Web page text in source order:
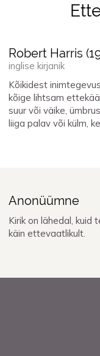
Robert Harris (
inglise kirjanik
Kõikidest
kõige lihtsam
suur või väike,
liiga palav või külm,
Anonüümne
Kirik on lähedal, kuid
käin ettevaatlikult.